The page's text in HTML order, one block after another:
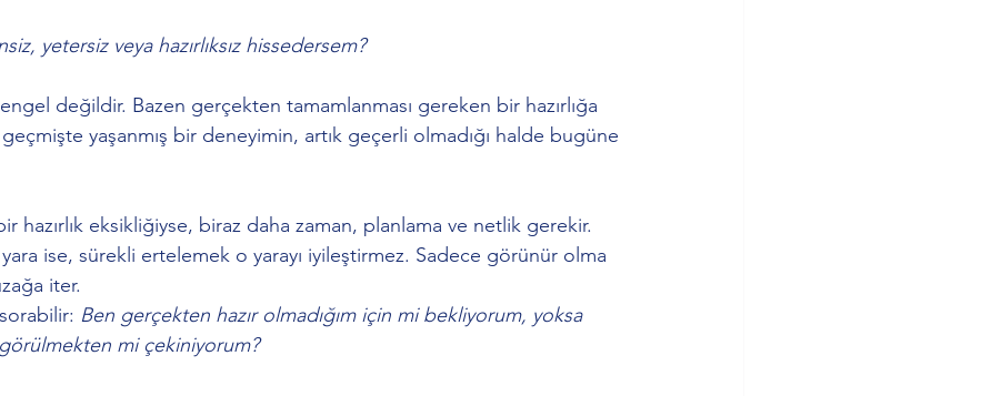
yetersiz veya hazırlıksız hissedersem?
değildir. Bazen gerçekten tamamlanması gereken bir hazırlığa
yaşanmış bir deneyimin, artık geçerli olmadığı halde bugüne
hazırlık eksikliğiyse, biraz daha zaman, planlama ve netlik gerekir.
ise, sürekli ertelemek o yarayı iyileştirmez. Sadece görünür olma
iter.
Ben gerçekten hazır olmadığım için mi bekliyorum, yoksa
mi çekiniyorum?